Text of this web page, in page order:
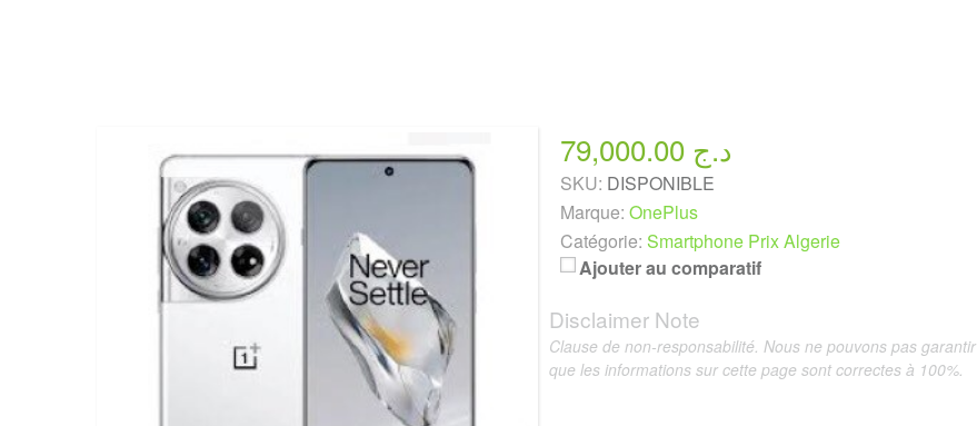
79,000.00 د.ج
SKU: DISPONIBLE
Marque: OnePlus
Catégorie: Smartphone Prix Algerie
Ajouter au comparatif
Disclaimer Note
Clause de non-responsabilité. Nous ne pouvons pas garantir
que les informations sur cette page sont correctes à 100%.